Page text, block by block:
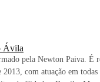
Ávila
pela Newton Paiva. É
2013, com atuação em